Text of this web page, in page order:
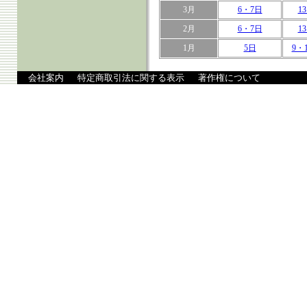
3月
6・7日
2月
6・7日
1月
5日 9・
会社案内 特定商取引法に関する表示 著作権について